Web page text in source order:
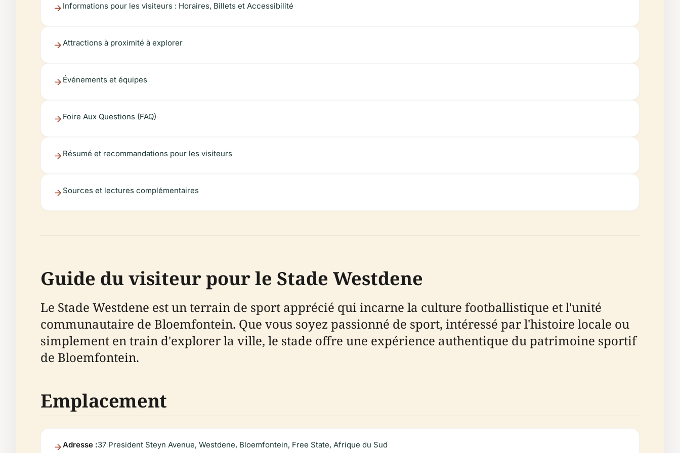
Informations pour les visiteurs : Horaires, Billets et Accessibilité
Attractions à proximité à explorer
Événements et équipes
Foire Aux Questions (FAQ)
Résumé et recommandations pour les visiteurs
Sources et lectures complémentaires
Guide du visiteur pour le Stade Westdene
Le Stade Westdene est un terrain de sport apprécié qui incarne la culture footballistique et l'unité
communautaire de Bloemfontein. Que vous soyez passionné de sport, intéressé par l'histoire locale ou
simplement en train d'explorer la ville, le stade offre une expérience authentique du patrimoine sportif
de Bloemfontein.
Emplacement
Adresse :37 President Steyn Avenue, Westdene, Bloemfontein, Free State, Afrique du Sud